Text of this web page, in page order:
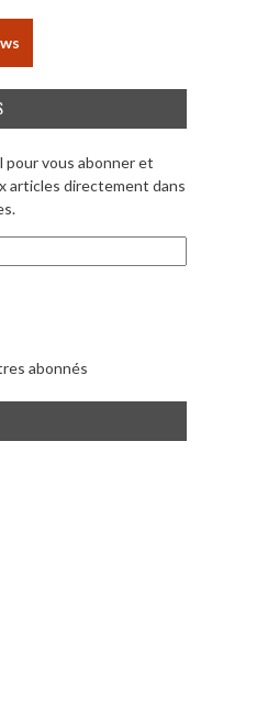
pour vous abonner et
articles directement dans
abonnés